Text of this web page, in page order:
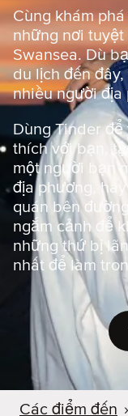
Cùng khám
những nơi
Swansea. Dù
du lịch đến
nhiều người địa
Dùng Tinder
thích với bạn,
một người bạn
địa phương,
quán bên
ngắm cảnh để
những thứ bị
nhất để làm
Các điểm đến ›